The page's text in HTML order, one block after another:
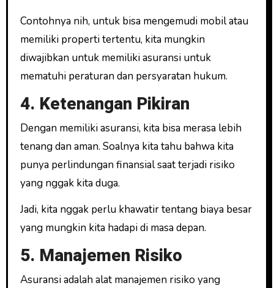
Contohnya nih, untuk bisa mengemudi mobil atau
memiliki properti tertentu, kita mungkin
diwajibkan untuk memiliki asuransi untuk
mematuhi peraturan dan persyaratan hukum.
4. Ketenangan Pikiran
Dengan memiliki asuransi, kita bisa merasa lebih
tenang dan aman. Soalnya kita tahu bahwa kita
punya perlindungan finansial saat terjadi risiko
yang nggak kita duga.
Jadi, kita nggak perlu khawatir tentang biaya besar
yang mungkin kita hadapi di masa depan.
5. Manajemen Risiko
Asuransi adalah alat manajemen risiko yang